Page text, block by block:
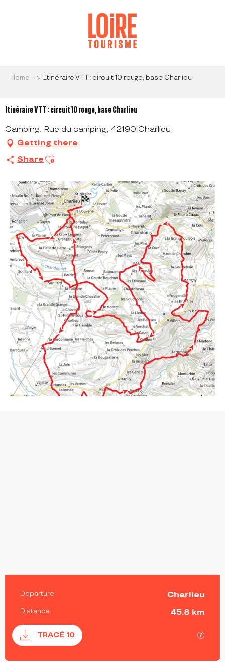
Home Itinéraire VTT : circuit 10 rouge, base Charlieu
Itinéraire VTT : circuit 10 rouge, base Charlieu
Camping, Rue du camping, 42190 Charlieu
Getting there
Share Ajouter aux favoris
PRACTICAL INFORMATION
Departure Charlieu
Distance 45.8 km
Documentation
TRACÉ 10 GPX